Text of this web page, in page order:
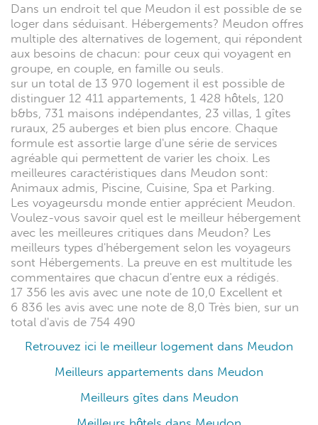
Dans un endroit tel que Meudon il est possible de se
loger dans séduisant. Hébergements? Meudon offres
multiple des alternatives de logement, qui répondent
aux besoins de chacun: pour ceux qui voyagent en
groupe, en couple, en famille ou seuls.
sur un total de 13 970 logement il est possible de
distinguer 12 411 appartements, 1 428 hôtels, 120
b&bs, 731 maisons indépendantes, 23 villas, 1 gîtes
ruraux, 25 auberges et bien plus encore. Chaque
formule est assortie large d'une série de services
agréable qui permettent de varier les choix. Les
meilleures caractéristiques dans Meudon sont:
Animaux admis, Piscine, Cuisine, Spa et Parking.
Les voyageursdu monde entier apprécient Meudon.
Voulez-vous savoir quel est le meilleur hébergement
avec les meilleures critiques dans Meudon? Les
meilleurs types d'hébergement selon les voyageurs
sont Hébergements. La preuve en est multitude les
commentaires que chacun d'entre eux a rédigés.
17 356 les avis avec une note de 10,0 Excellent et
6 836 les avis avec une note de 8,0 Très bien, sur un
total d'avis de 754 490
Retrouvez ici le meilleur logement dans Meudon
Meilleurs appartements dans Meudon
Meilleurs gîtes dans Meudon